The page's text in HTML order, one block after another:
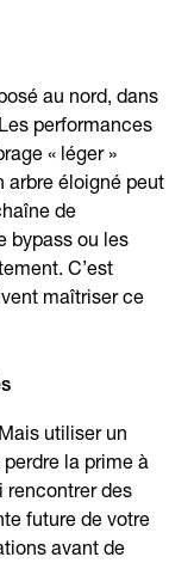
au nord, dans
performances
« léger »
arbre éloigné peut
de
bypass ou les
C’est
maîtriser ce
utiliser un
la prime à
rencontrer des
future de votre
avant de